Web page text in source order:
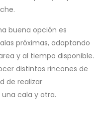
buena opción es
próximas, adaptando
y al tiempo disponible.
distintos rincones de
de realizar
cala y otra.